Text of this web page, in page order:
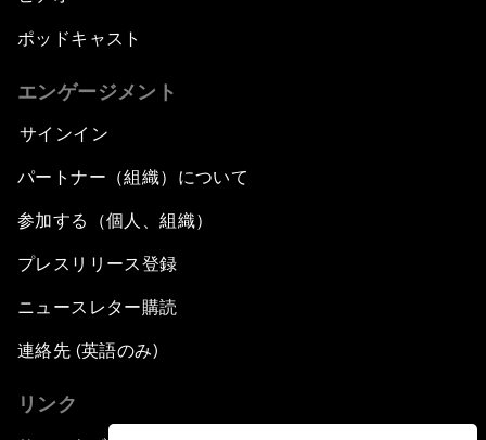
ポッドキャスト
エンゲージメント
サインイン
パートナー（組織）について
参加する（個人、組織）
プレスリリース登録
ニュースレター購読
連絡先 (英語のみ)
リンク